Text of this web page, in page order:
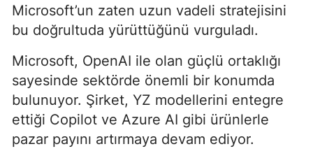
Microsoft’un zaten uzun vadeli stratejisini
bu doğrultuda yürüttüğünü vurguladı.
Microsoft, OpenAI ile olan güçlü ortaklığı
sayesinde sektörde önemli bir konumda
bulunuyor. Şirket, YZ modellerini entegre
ettiği Copilot ve Azure AI gibi ürünlerle
pazar payını artırmaya devam ediyor.